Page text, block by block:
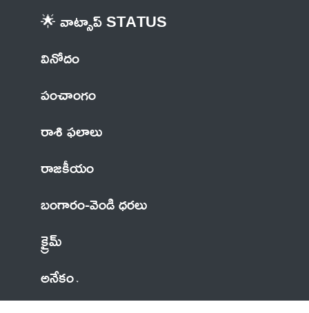
🌟 వాట్సాప్ STATUS
వినోదం
పంచాంగం
రాశి ఫలాలు
రాజకీయం
బంగారం-వెండి ధరలు
క్రైమ్
అనేకం